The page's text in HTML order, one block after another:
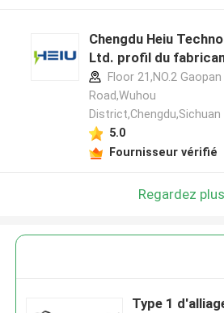
Chengdu Heiu
Ltd. profil du
Floor 21,NO.2 Gaopan
Road,Wuhou
District,Chengdu,Sichuan
5.0
Fournisseur vérifié
Regardez plus
Type 1